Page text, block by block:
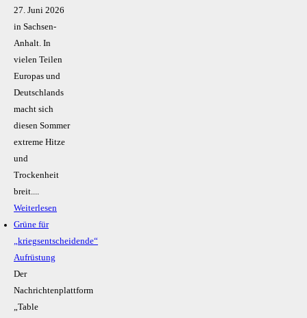
27. Juni 2026
in Sachsen-
Anhalt. In
vielen Teilen
Europas und
Deutschlands
macht sich
diesen Sommer
extreme Hitze
und
Trockenheit
breit....
Weiterlesen
Grüne für
„kriegsentscheidende“
Aufrüstung
Der
Nachrichtenplattform
„Table